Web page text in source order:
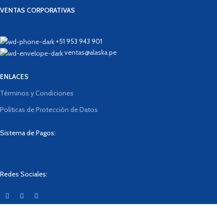
VENTAS CORPORATIVAS
+51 953 943 901
ventas@alaska.pe
ENLACES
Términos y Condiciones
Políticas de Protección de Datos
Sistema de Pagos:
Redes Sociales: